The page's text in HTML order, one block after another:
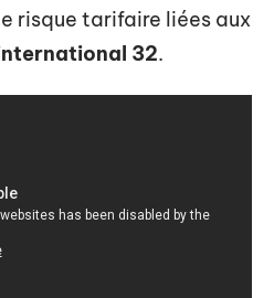
risque tarifaire liées aux
32.